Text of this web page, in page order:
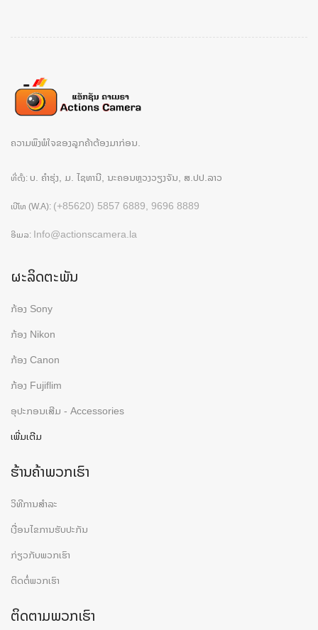
ຄວາມພຶງພໍໃຈຂອງລູກຄ້າຕ້ອງມາກ່ອນ.
ທີ່ຕັ້ງ: ບ. ຄຳຮຸ່ງ, ມ. ໄຊທານີ, ນະຄອນຫຼວງວຽງຈັນ, ສ.ປປ.ລາວ
ເບີໂທ (W.A): (+85620) 5857 6889, 9696 8889
ອີເມລ: Info@actionscamera.la
ຜະລິດຕະພັນ
ກ້ອງ Sony
ກ້ອງ Nikon
ກ້ອງ Canon
ກ້ອງ Fujiflim
ອຸປະກອນເສີມ - Accessories
ເພີ່ມເຕີມ
ຮ້ານຄ້າພວກເຮົາ
ວິທີການສຳລະ
ເງື່ອນໄຂການຮັບປະກັນ
ກ່ຽວກັບພວກເຮົາ
ຕິດຕໍ່ພວກເຮົາ
ຕິດຕາມພວກເຮົາ